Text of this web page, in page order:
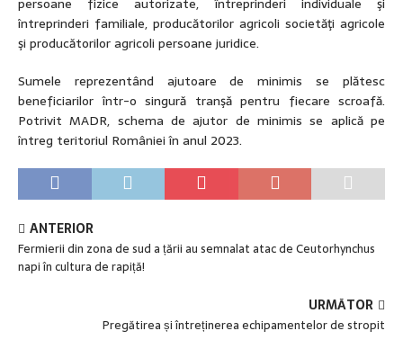
întreprinderi familiale, producătorilor agricoli societăţi agricole
şi producătorilor agricoli persoane juridice.
Sumele reprezentând ajutoare de minimis se plătesc
beneficiarilor într-o singură tranşă pentru fiecare scroafă.
Potrivit MADR, schema de ajutor de minimis se aplică pe
întreg teritoriul României în anul 2023.
ANTERIOR
Fermierii din zona de sud a țării au semnalat atac de Ceutorhynchus
napi în cultura de rapiță!
URMĂTOR
Pregătirea și întreținerea echipamentelor de stropit